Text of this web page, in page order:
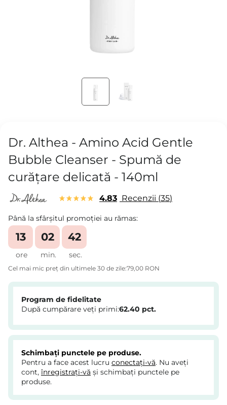
Dr. Althea - Amino Acid Gentle
Bubble Cleanser - Spumă de
curățare delicată - 140ml
4.83 Recenzii 35
Până la sfârșitul promoției au rămas:
ore
13
min.
02
sec.
42
Cel mai mic preț din ultimele 30 de zile:79,00 RON
Program de fidelitate
După cumpărare veți primi:62.40 pct.
Schimbați punctele pe produse.
Pentru a face acest lucru conectați-vă. Nu aveți
cont, înregistrați-vă și schimbați punctele pe
produse.